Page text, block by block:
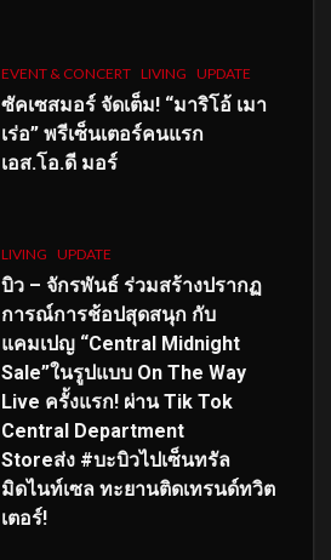
EVENT & CONCERT LIVING UPDATE
ซัคเซสมอร์ จัดเต็ม! “มาริโอ้ เมา
เร่อ” พรีเซ็นเตอร์คนแรก
เอส.โอ.ดี มอร์
LIVING UPDATE
บิว – จักรพันธ์ ร่วมสร้างปรากฏ
การณ์การช้อปสุดสนุก กับ
แคมเปญ “Central Midnight
Sale”ในรูปแบบ On The Way
Live ครั้งแรก! ผ่าน Tik Tok
Central Department
Storeส่ง #บะบิวไปเซ็นทรัล
มิดไนท์เซล ทะยานติดเทรนด์ทวิต
เตอร์!